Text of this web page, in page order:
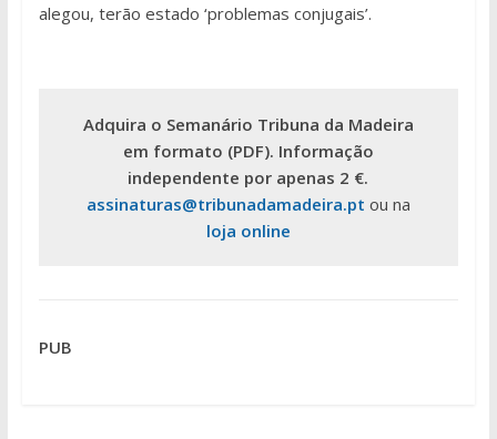
alegou, terão estado ‘problemas conjugais’.
Adquira o Semanário Tribuna da Madeira
em formato (PDF). Informação
independente por apenas 2 €.
assinaturas@tribunadamadeira.pt ou na
loja online
PUB